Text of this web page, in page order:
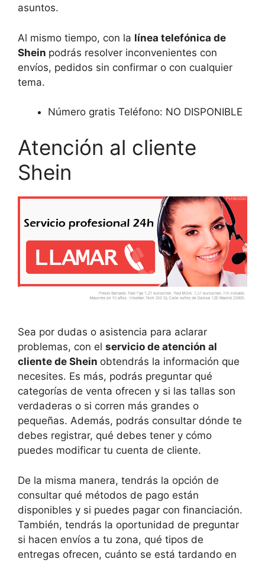
asuntos.
Al mismo tiempo, con la línea telefónica de
Shein podrás resolver inconvenientes con
envíos, pedidos sin confirmar o con cualquier
tema.
Número gratis Teléfono: NO DISPONIBLE
Atención al cliente
Shein
Sea por dudas o asistencia para aclarar
problemas, con el servicio de atención al
cliente de Shein obtendrás la información que
necesites. Es más, podrás preguntar qué
categorías de venta ofrecen y si las tallas son
verdaderas o si corren más grandes o
pequeñas. Además, podrás consultar dónde te
debes registrar, qué debes tener y cómo
puedes modificar tu cuenta de cliente.
De la misma manera, tendrás la opción de
consultar qué métodos de pago están
disponibles y si puedes pagar con financiación.
También, tendrás la oportunidad de preguntar
si hacen envíos a tu zona, qué tipos de
entregas ofrecen, cuánto se está tardando en